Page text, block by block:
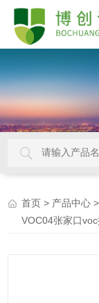
首页 > 产品中心
VOC04张家口